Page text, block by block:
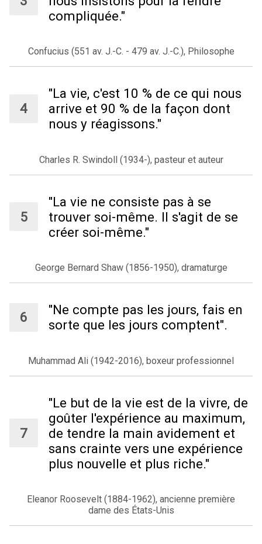
compliquée."
Confucius (551 av. J.-C. - 479 av. J.-C.), Philosophe
"La vie, c'est 10 % de ce qui nous
arrive et 90 % de la façon dont
nous y réagissons."
Charles R. Swindoll (1934-), pasteur et auteur
"La vie ne consiste pas à se
trouver soi-même. Il s'agit de se
créer soi-même."
George Bernard Shaw (1856-1950), dramaturge
"Ne compte pas les jours, fais en
sorte que les jours comptent".
Muhammad Ali (1942-2016), boxeur professionnel
"Le but de la vie est de la vivre, de
goûter l'expérience au maximum,
de tendre la main avidement et
sans crainte vers une expérience
plus nouvelle et plus riche."
Eleanor Roosevelt (1884-1962), ancienne première
dame des États-Unis